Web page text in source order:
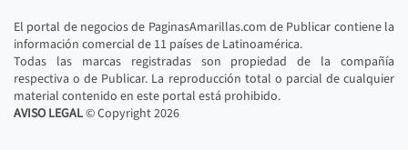
El portal de negocios de PaginasAmarillas.com de Publicar contiene la
información comercial de 11 países de Latinoamérica.
Todas las marcas registradas son propiedad de la compañía
respectiva o de Publicar. La reproducción total o parcial de cualquier
material contenido en este portal está prohibido.
AVISO LEGAL© Copyright2026